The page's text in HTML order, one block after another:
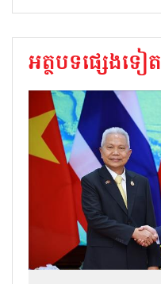
អត្ថបទផ្សេងទៀត